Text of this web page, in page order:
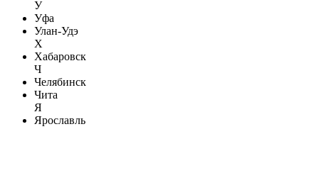
У
Уфа
Улан-Удэ
Х
Хабаровск
Ч
Челябинск
Чита
Я
Ярославль